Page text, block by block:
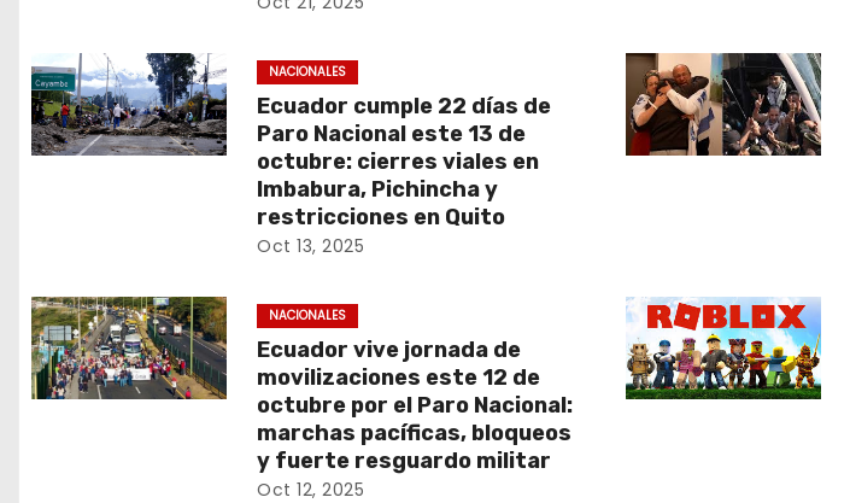
NACIONALES
Ecuador cumple 22 días de
Paro Nacional este 13 de
octubre: cierres viales en
Imbabura, Pichincha y
restricciones en Quito
Oct 13, 2025
NACIONALES
Ecuador vive jornada de
movilizaciones este 12 de
octubre por el Paro Nacional:
marchas pacíficas, bloqueos
y fuerte resguardo militar
Oct 12, 2025